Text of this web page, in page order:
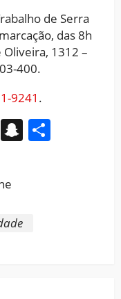
de Serra
das 8h
Oliveira, 1312 –
400.
9241 .
Telegram
Snapchat